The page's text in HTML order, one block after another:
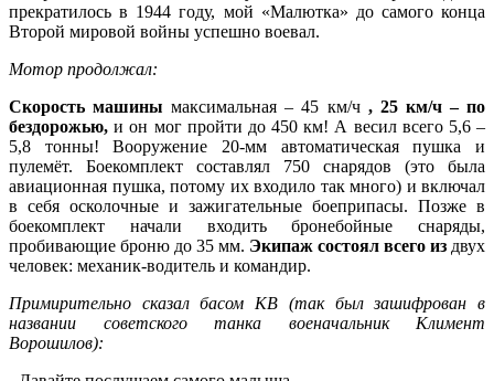
прекратилось в 1944 году, мой «Малютка» до самого конца
Второй мировой войны успешно воевал.
Мотор продолжал:
Скорость машинымаксимальная – 45 км/ч, 25 км/ч – по
бездорожью,и он мог пройти до 450 км! А весил всего 5,6 –
5,8 тонны! Вооружение 20-мм автоматическая пушка и
пулемёт. Боекомплект составлял 750 снарядов (это была
авиационная пушка, потому их входило так много) и включал
в себя осколочные и зажигательные боеприпасы. Позже в
боекомплект начали входить бронебойные снаряды,
пробивающие броню до 35 мм. Экипаж состоял всего из двух
человек: механик-водитель и командир.
Примирительно сказал басом КВ (так был зашифрован в
названии советского танка военачальник Климент
Ворошилов):